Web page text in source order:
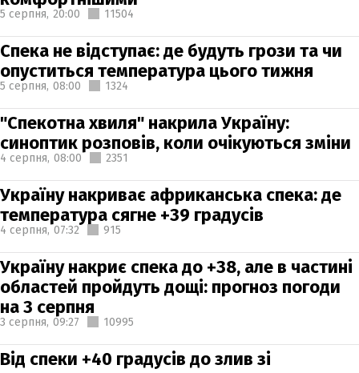
5 серпня, 20:00 11504
Спека не відступає: де будуть грози та чи
опуститься температура цього тижня
5 серпня, 08:00 1324
"Спекотна хвиля" накрила Україну:
синоптик розповів, коли очікуються зміни
4 серпня, 08:00 2351
Україну накриває африканська спека: де
температура сягне +39 градусів
4 серпня, 07:32 915
Україну накриє спека до +38, але в частині
областей пройдуть дощі: прогноз погоди
на 3 серпня
3 серпня, 09:27 10995
Від спеки +40 градусів до злив зі